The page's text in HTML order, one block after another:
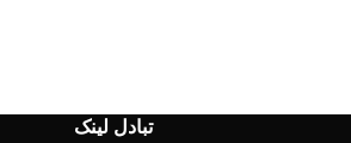
تبادل لینک